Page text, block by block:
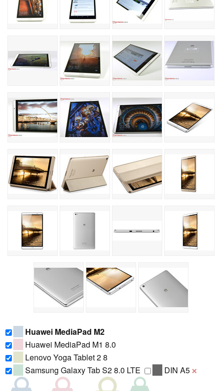
Huawei MediaPad M2
Huawei MediaPad M1 8.0
Lenovo Yoga Tablet 2 8
Samsung Galaxy Tab S2 8.0 LTE
DIN A5 ❌